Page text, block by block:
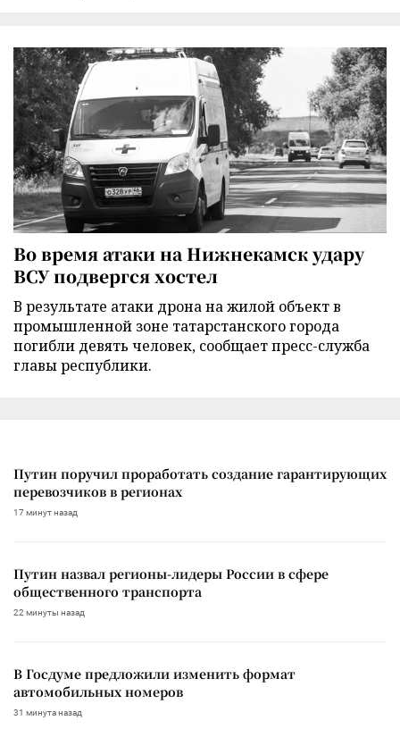
Во время атаки на Нижнекамск удару
ВСУ подвергся хостел
В результате атаки дрона на жилой объект в
промышленной зоне татарстанского города
погибли девять человек, сообщает пресс-служба
главы республики.
Путин поручил проработать создание гарантирующих
перевозчиков в регионах
17 минут назад
Путин назвал регионы-лидеры России в сфере
общественного транспорта
22 минуты назад
В Госдуме предложили изменить формат
автомобильных номеров
31 минута назад